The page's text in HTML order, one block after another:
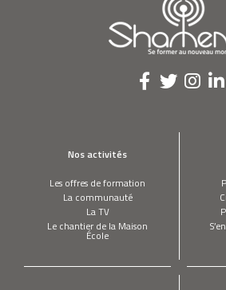
Nos activités
Les offres de formation
La communauté
La TV
Le chantier de la Maison
École